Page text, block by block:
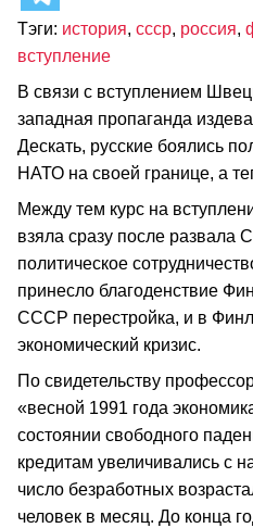
Тэги: история, ссср, россия,
вступление
В связи с вступлением
западная пропаганда
Дескать, русские боялись
НАТО на своей границе, а
Между тем курс на
взяла сразу после развала
политическое
принесло благоденствие
СССР перестройка, и в
экономический кризис.
По свидетельству
«весной 1991 года
состоянии свободного
кредитам увеличивались с
число безработных
человек в месяц. До конца